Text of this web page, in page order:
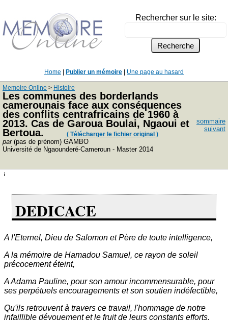
Rechercher sur le site:
Home Publier un mémoire Une page au hasard
Memoire Online > Histoire
Les communes des borderlands
camerounais face aux conséquences
des conflits centrafricains de 1960 à
2013. Cas de Garoua Boulai, Ngaoui et
Bertoua.
( Télécharger le fichier original )
par(pas de prénom) GAMBO
Université de Ngaounderé-Cameroun - Master 2014
sommaire
suivant
DEDICACE
A l'Eternel, Dieu de Salomon et Père de toute intelligence,
A la mémoire de Hamadou Samuel, ce rayon de soleil
précocement éteint,
A Adama Pauline, pour son amour incommensurable, pour
ses perpétuels encouragements et son soutien indéfectible,
Qu'ils retrouvent à travers ce travail, l'hommage de notre
infaillible dévouement et le fruit de leurs constants efforts.